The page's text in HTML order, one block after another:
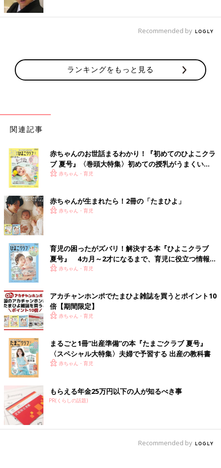
Recommended by
ランキングをもっと見る
関連記事
赤ちゃんのお世話まるわかり！『初めてのひよこクラ
ブ 夏号』〈巻頭大特集〉初めての授乳がうまくい
く！ おっぱい・ミルクの基本と夏のトラブル 解決テ
赤ちゃん・育児
赤ちゃんが生まれたら！2冊の「たまひよ」
赤ちゃん・育児
育児の困ったがズバリ！解決する本『ひよこクラブ
夏号』 4カ月～2才になるまで、育児に役立つ情報が
いっぱい！
赤ちゃん・育児
アカチャンホンポでたまひよ雑誌を買うとポイント10
倍【期間限定】
赤ちゃん・育児
まるごと1冊“出産準備”の本『たまごクラブ 夏号』
〈スペシャル大特集〉夫婦で予習する 出産の教科書
赤ちゃん・育児
もらえる年金25万円以下の人が知るべき事
PR(くらしの話題)
Recommended by